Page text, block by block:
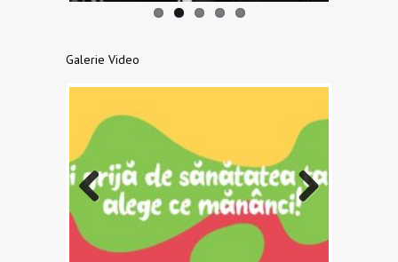
Galerie Video
Previo
us
Next